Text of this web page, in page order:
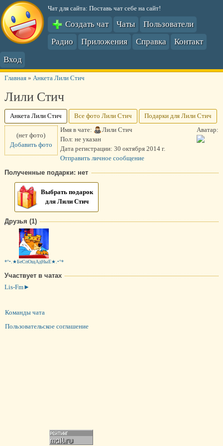
Чат для сайта: Поставь чат себе на сайт!
Создать чат Чаты
Пользователи
Радио
Приложения Справка
Контакт
Вход
Главная» Анкета Лили Стич
Лили Стич
Анкета Лили Стич Все фото Лили Стич
Подарки для Лили Стич
Аватар:
(нет фото)
Добавить фото
Имя в чате:
Лили Стич
Пол: не указан
Дата регистрации: 30 октября 2014 г.
Отправить личное сообщение
Полученные подарки: нет
Выбрать подарок
для Лили Стич
Друзья (1)
*°•.★БеСпОщАдНыЕ★.•°*
Участвует в чатах
Lis-Fm►
Команды чата
Пользовательское соглашение